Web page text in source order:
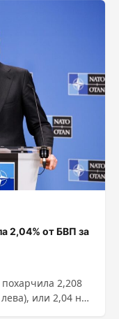
2,04% от БВП за
2,208
или 2,04 на